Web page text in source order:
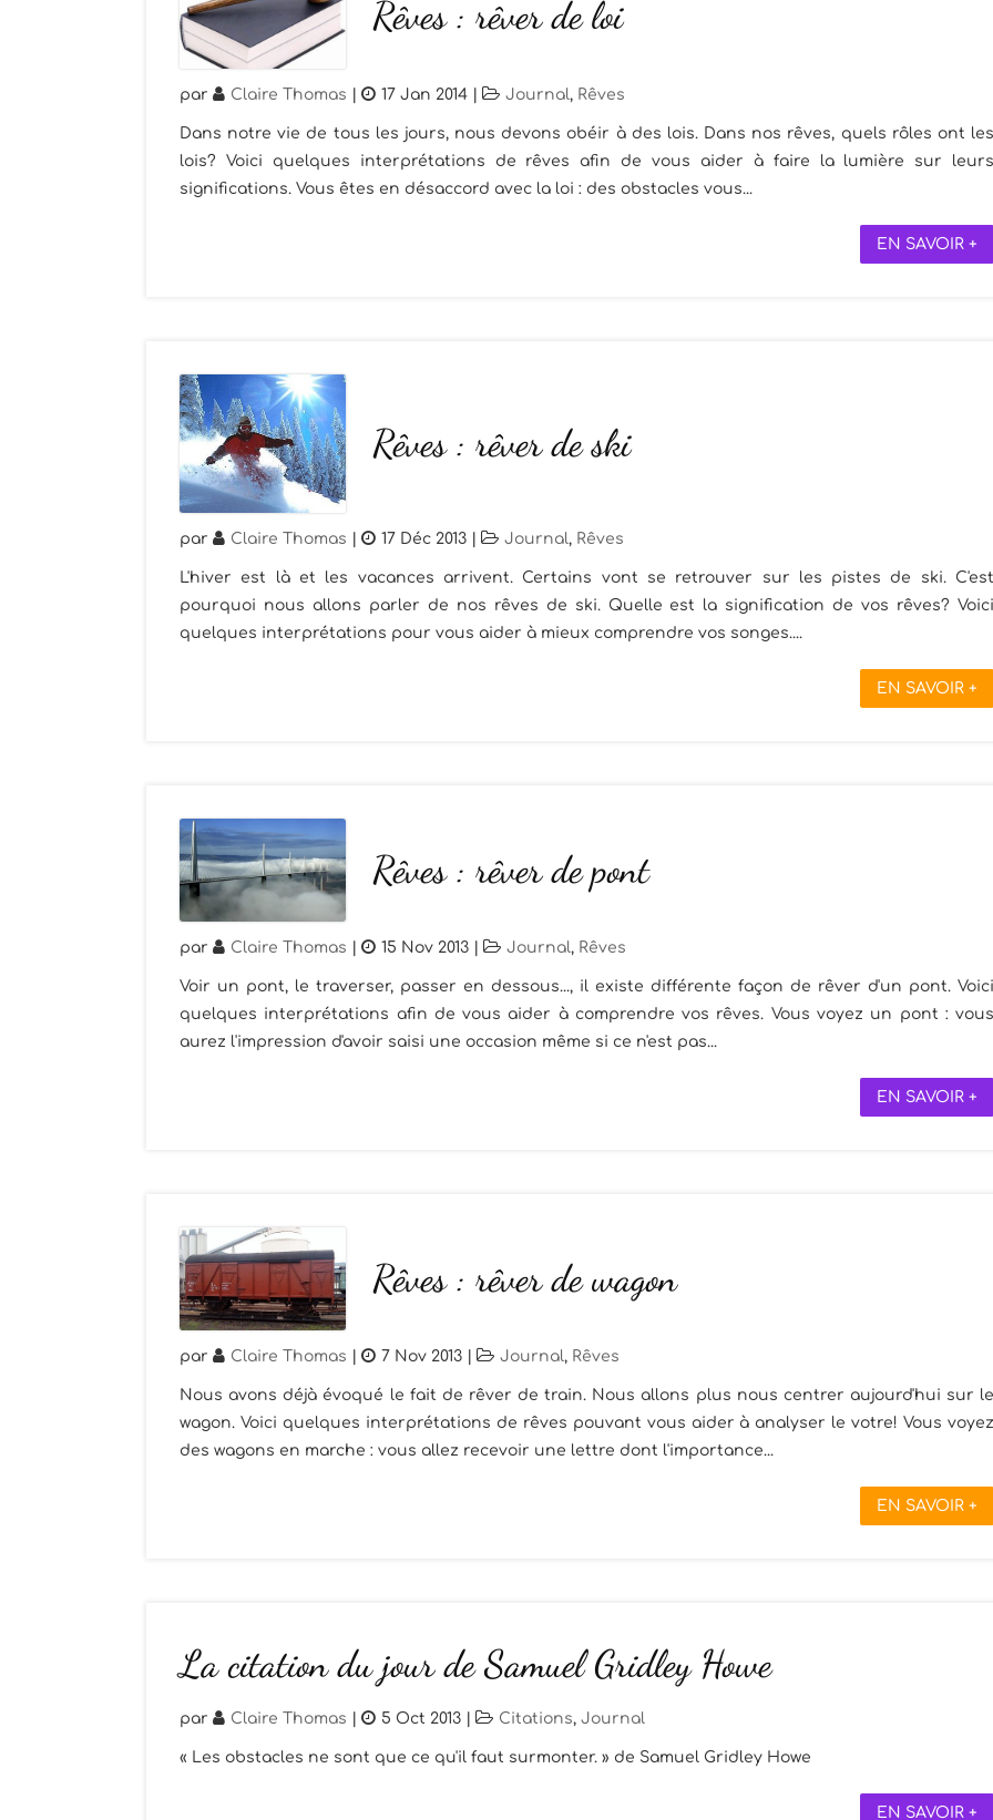
Rêves : rêver de loi
par Claire Thomas | 17 Jan 2014 | Journal, Rêves
Dans notre vie de tous les jours, nous devons obéir à des lois. Dans nos rêves, quels rôles ont
lois? Voici quelques interprétations de rêves afin de vous aider à faire la lumière sur
significations. Vous êtes en désaccord avec la loi : des obstacles vous...
EN SAVOIR +
Rêves : rêver de ski
par Claire Thomas | 17 Déc 2013 | Journal, Rêves
L'hiver est là et les vacances arrivent. Certains vont se retrouver sur les pistes de ski.
pourquoi nous allons parler de nos rêves de ski. Quelle est la signification de vos rêves?
quelques interprétations pour vous aider à mieux comprendre vos songes....
EN SAVOIR +
Rêves : rêver de pont
par Claire Thomas 15 Nov 2013 Journal, Rêves
Voir un pont, le traverser, passer en dessous..., il existe différente façon de rêver d'un pont.
quelques interprétations afin de vous aider à comprendre vos rêves. Vous voyez un pont :
aurez l'impression d'avoir saisi une occasion même si ce n'est pas...
EN SAVOIR +
Rêves : rêver de wagon
par Claire Thomas 7 Nov 2013 Journal, Rêves
Nous avons déjà évoqué le fait de rêver de train. Nous allons plus nous centrer aujourd'hui sur
wagon. Voici quelques interprétations de rêves pouvant vous aider à analyser le votre! Vous
des wagons en marche : vous allez recevoir une lettre dont l'importance...
EN SAVOIR +
La citation du jour de Samuel Gridley Howe
par Claire Thomas 5 Oct 2013 Citations, Journal
« Les obstacles ne sont que ce qu'il faut surmonter. » de Samuel Gridley Howe
EN SAVOIR +